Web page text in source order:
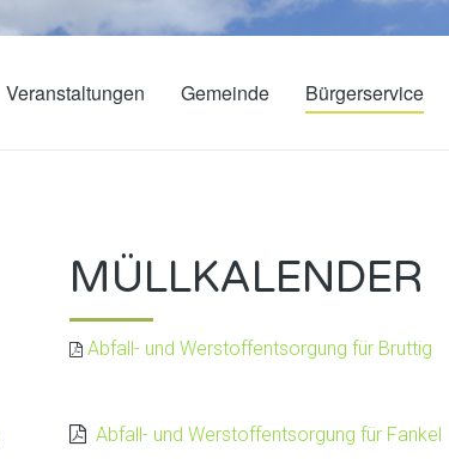
Veranstaltungen Gemeinde Bürgerservice
MÜLLKALENDER
Abfall- und Werstoffentsorgung für Bruttig
Abfall- und Werstoffentsorgung für Fankel